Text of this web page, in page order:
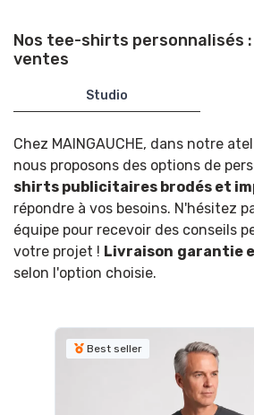
Nos tee-shirts personnalisés
ventes
Studio
Chez MAINGAUCHE, dans notre
nous proposons des options de
shirts publicitaires brodés et
répondre à vos besoins. N'hésitez
équipe pour recevoir des conseils
votre projet ! Livraison garantie
selon l'option choisie.
Best seller